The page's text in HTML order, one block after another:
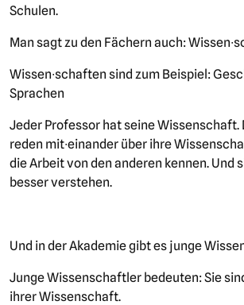
Schulen.
Man sagt zu den Fächern auch:
Wissen∙schaften sind zum Beispiel:
Sprachen
Jeder Professor hat seine Wissenschaft.
reden mit∙einander über ihre
die Arbeit von den anderen kennen. Und
besser verstehen.
Und in der Akademie gibt es junge
Junge Wissenschaftler bedeuten: Sie
ihrer Wissenschaft.